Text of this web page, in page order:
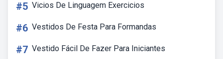
#5 Vicios De Linguagem Exercicios
#6 Vestidos De Festa Para Formandas
#7 Vestido Fácil De Fazer Para Iniciantes